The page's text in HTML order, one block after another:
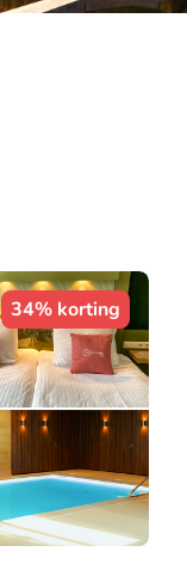
34% korting